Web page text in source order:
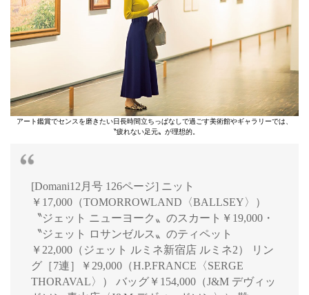
アート鑑賞でセンスを磨きたい日長時間立ちっぱなしで過ごす美術館やギャラリーでは、
〝疲れない足元〟が理想的。
[Domani12月号 126ページ] ニット
￥17,000（TOMORROWLAND〈BALLSEY〉）
〝ジェット ニューヨーク〟のスカート￥19,000・
〝ジェット ロサンゼルス〟のティペット
￥22,000（ジェット ルミネ新宿店 ルミネ2） リン
グ［7連］￥29,000（H.P.FRANCE〈SERGE
THORAVAL〉） バッグ￥154,000（J&M デヴィッ